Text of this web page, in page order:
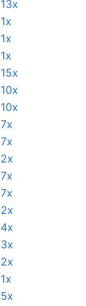
13x
1x
1x
1x
15x
10x
10x
7x
7x
2x
7x
7x
2x
4x
3x
2x
1x
5x